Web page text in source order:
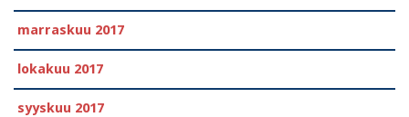
marraskuu 2017
lokakuu 2017
syyskuu 2017